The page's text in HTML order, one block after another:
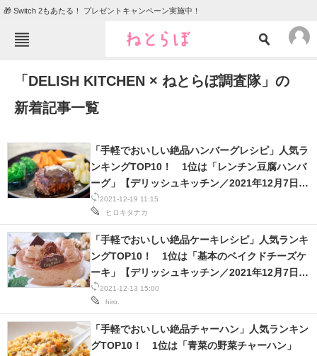
🎁 Switch 2もあたる！ プレゼントキャンペーン実施中！
TOP ニュース
エンタメ
住まい 教育・育児
動物
メディア
注目記事を集めた総合ページ
ITの今と未来を見通す
スマホと通信の最新トレンド
「DELISH KITCHEN × ねとらぼ調査隊」の
新着記事一覧
2021-12-19 11:15
ヒロキタナカ
「手軽でおいしい絶品ハンバーグレシピ」人気ラ
ンキングTOP10！ 1位は「レンチン豆腐ハンバ
ーグ」【デリッシュキッチン／2021年12月7日時
点】
2021-12-13 15:00
hiro.
「手軽でおいしい絶品ケーキレシピ」人気ランキ
ングTOP10！ 1位は「基本のベイクドチーズケ
ーキ」【デリッシュキッチン／2021年12月7日時
点】
「手軽でおいしい絶品チャーハン」人気ランキン
グTOP10！ 1位は「青菜の野菜チャーハン」